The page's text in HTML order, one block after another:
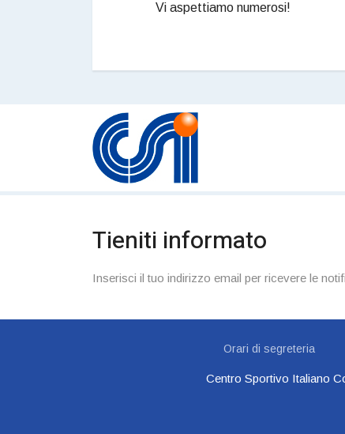
Vi aspettiamo numerosi!
Tieniti informato
Inserisci il tuo indirizzo email per ricevere le
Orari di segreteria
Centro Sportivo Italiano